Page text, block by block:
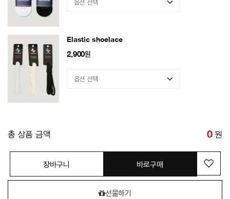
Elastic shoelace
2,900원
총 상품 금액 0 원
장바구니 바로구매
선물하기